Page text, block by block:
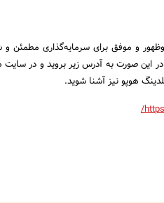
و موفق برای سرمایه‌گذاری
این صورت به آدرس زیر بروید و در سایت
هوپو نیز آشنا شوید.